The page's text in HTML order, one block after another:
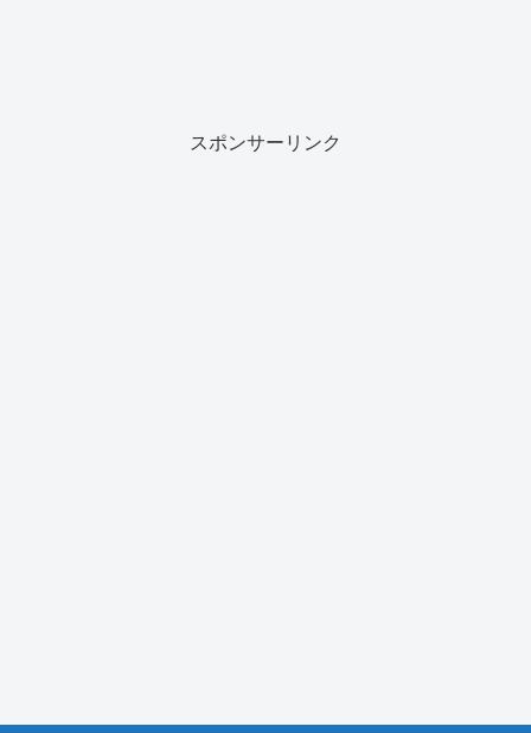
スポンサーリンク